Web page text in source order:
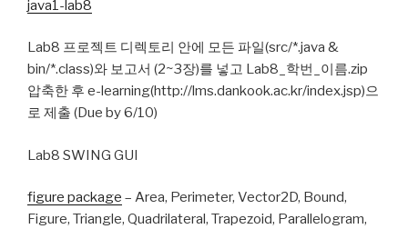
java1-lab8
Lab8 프로젝트 디렉토리 안에 모든 파일(src/*.java &
bin/*.class)와 보고서 (2~3장)를 넣고 Lab8_학번_이름.zip
압축한 후 e-learning(http://lms.dankook.ac.kr/index.jsp)으
로 제출 (Due by 6/10)
Lab8 SWING GUI
figure package – Area, Perimeter, Vector2D, Bound,
Figure, Triangle, Quadrilateral, Trapezoid, Parallelogram,